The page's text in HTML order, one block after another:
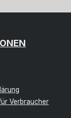
Verbraucher